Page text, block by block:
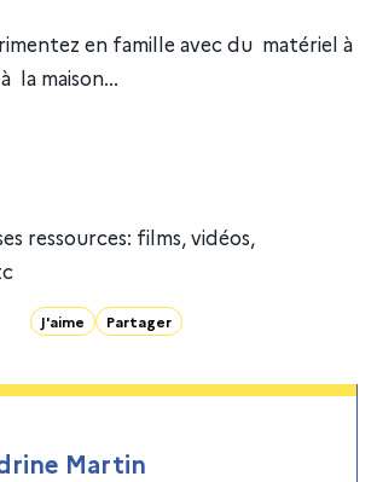
en famille avec du matériel à
la maison...
ressources: films, vidéos,
J'aime Partager
Martin